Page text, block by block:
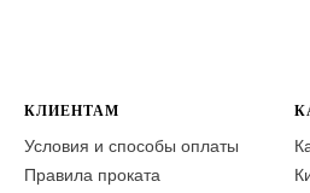
КЛИЕНТАМ
Условия и способы оплаты
Правила проката